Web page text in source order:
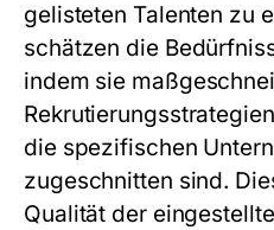
gelisteten Talenten zu
schätzen die
indem sie
die spezifischen
zugeschnitten sind.
Qualität der